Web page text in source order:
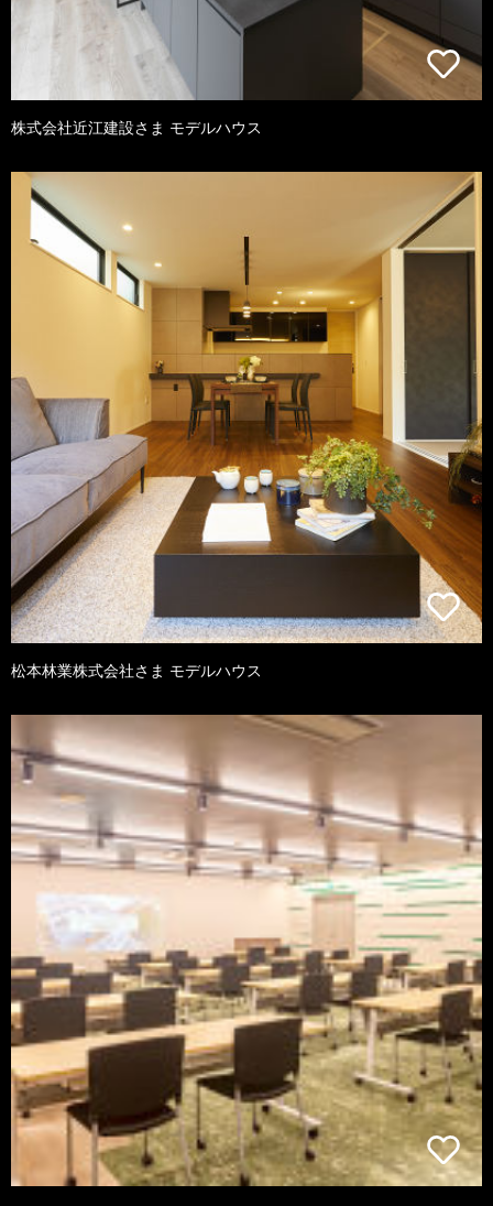
株式会社近江建設さま モデルハウス
松本林業株式会社さま モデルハウス